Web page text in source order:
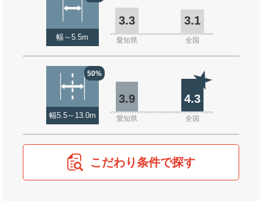
幅～5.5m
3.3 3.1
愛知県 全国
50%
幅5.5～13.0m
3.9 4.3
愛知県 全国
こだわり条件で探す